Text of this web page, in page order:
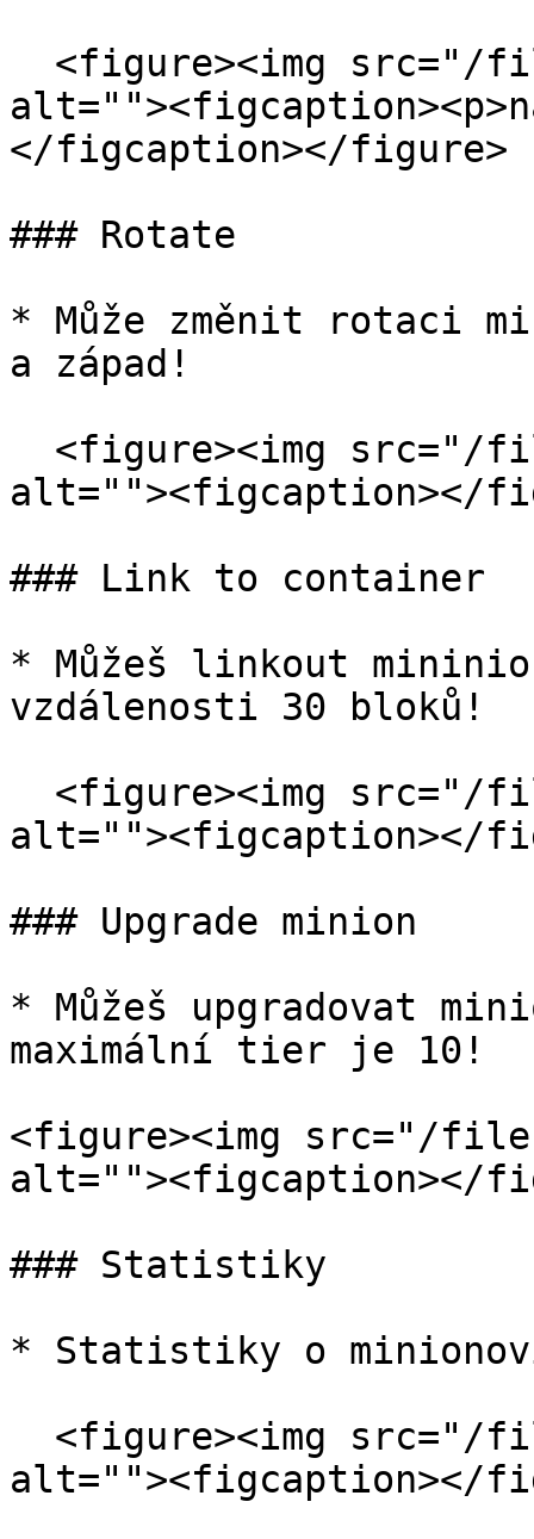
</figcaption></figure>
### Rotate
* Může změnit rotaci
a západ!
alt=""><figcaption></
### Link to container
* Můžeš linkout
vzdálenosti 30 bloků!
alt=""><figcaption></
### Upgrade minion
* Můžeš upgradovat
maximální tier je 10!
<figure><img src="/
alt=""><figcaption></
### Statistiky
* Statistiky o